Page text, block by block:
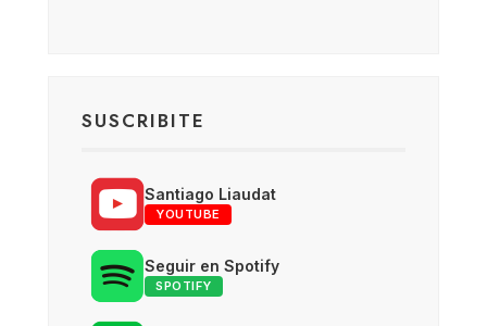
SUSCRIBITE
Santiago Liaudat
YOUTUBE
Seguir en Spotify
SPOTIFY